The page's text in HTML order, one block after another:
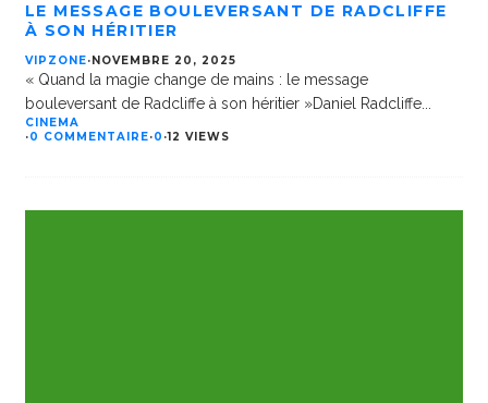
LE MESSAGE BOULEVERSANT DE RADCLIFFE
À SON HÉRITIER
VIPZONE·NOVEMBRE 20, 2025
« Quand la magie change de mains : le message
bouleversant de Radcliffe à son héritier »Daniel Radcliffe
CINEMA
·0 COMMENTAIRE·0 ·12 VIEWS